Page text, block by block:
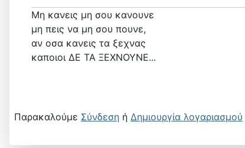
Μη κανεις μη σου κανουνε
μη πεις να μη σου πουνε,
αν οσα κανεις τα ξεχνας
καποιοι ΔΕ ΤΑ ΞΕΧΝΟΥΝΕ...
Παρακαλούμε Σύνδεση ή Δημιουργία λογαριασμού